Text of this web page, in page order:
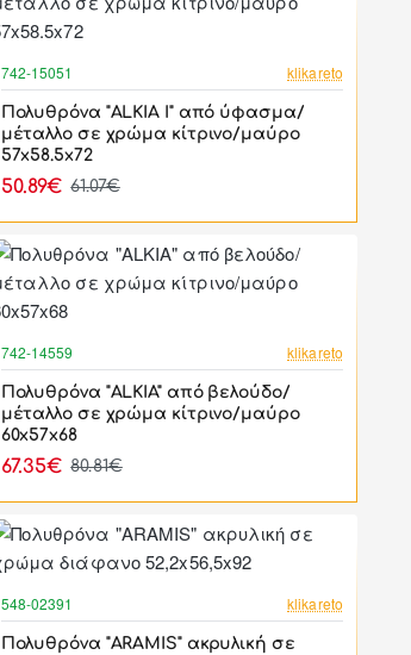
742-15051 klikareto
Πολυθρόνα "ALKIA I" από ύφασμα/
μέταλλο σε χρώμα κίτρινο/μαύρο
57x58.5x72
50.89€ 61.07€
742-14559 klikareto
Πολυθρόνα "ALKIA" από βελούδο/
μέταλλο σε χρώμα κίτρινο/μαύρο
60x57x68
67.35€ 80.81€
548-02391 klikareto
Πολυθρόνα "ARAMIS" ακρυλική σε